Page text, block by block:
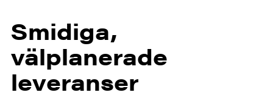
Smidiga,
välplanerade
leveranser